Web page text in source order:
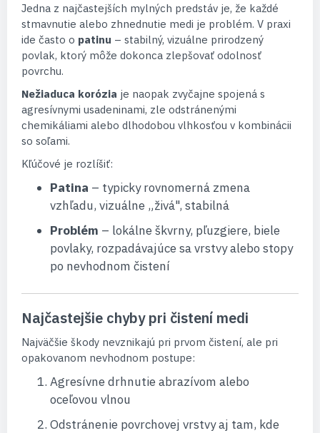
Jedna z najčastejších mylných predstáv je, že každé
stmavnutie alebo zhnednutie medi je problém. V praxi
ide často o patinu – stabilný, vizuálne prirodzený
povlak, ktorý môže dokonca zlepšovať odolnosť
povrchu.
Nežiaduca korózia je naopak zvyčajne spojená s
agresívnymi usadeninami, zle odstránenými
chemikáliami alebo dlhodobou vlhkosťou v kombinácii
so soľami.
Kľúčové je rozlíšiť:
Patina – typicky rovnomerná zmena
vzhľadu, vizuálne „živá", stabilná
Problém – lokálne škvrny, pľuzgiere, biele
povlaky, rozpadávajúce sa vrstvy alebo stopy
po nevhodnom čistení
Najčastejšie chyby pri čistení medi
Najväčšie škody nevznikajú pri prvom čistení, ale pri
opakovanom nevhodnom postupe:
Agresívne drhnutie abrazívom alebo
oceľovou vlnou
Odstránenie povrchovej vrstvy aj tam, kde